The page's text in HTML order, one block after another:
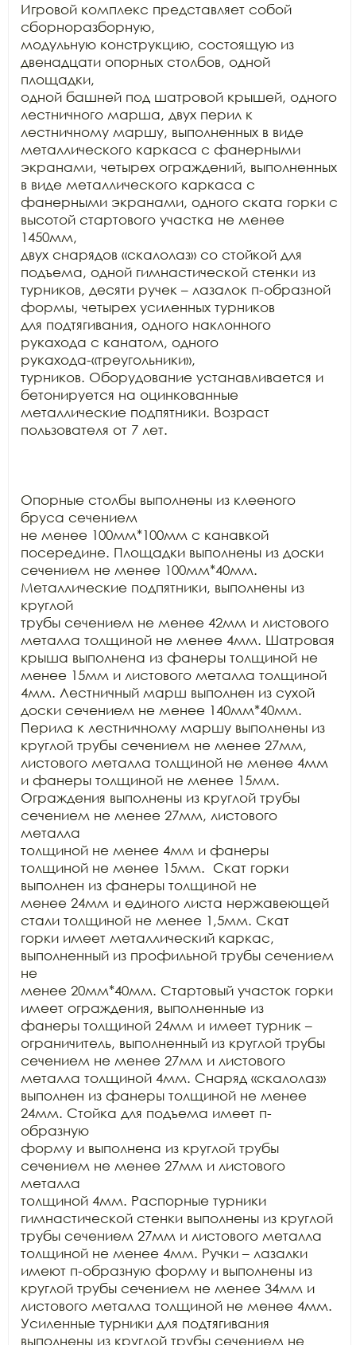
Игровой комплекс представляет собой
сборноразборную,
модульную конструкцию, состоящую из
двенадцати опорных столбов, одной
площадки,
одной башней под шатровой крышей, одного
лестничного марша, двух перил к
лестничному маршу, выполненных в виде
металлического каркаса с фанерными
экранами, четырех ограждений, выполненных
в виде металлического каркаса с
фанерными экранами, одного ската горки с
высотой стартового участка не менее
1450мм,
двух снарядов «скалолаз» со стойкой для
подъема, одной гимнастической стенки из
турников, десяти ручек – лазалок п-образной
формы, четырех усиленных турников
для подтягивания, одного наклонного
рукахода с канатом, одного
рукахода-«треугольники»,
турников. Оборудование устанавливается и
бетонируется на оцинкованные
металлические подпятники. Возраст
пользователя от 7 лет.
Опорные столбы выполнены из клееного
бруса сечением
не менее 100мм*100мм с канавкой
посередине. Площадки выполнены из доски
сечением не менее 100мм*40мм.
Металлические подпятники, выполнены из
круглой
трубы сечением не менее 42мм и листового
металла толщиной не менее 4мм. Шатровая
крыша выполнена из фанеры толщиной не
менее 15мм и листового металла толщиной
4мм. Лестничный марш выполнен из сухой
доски сечением не менее 140мм*40мм.
Перила к лестничному маршу выполнены из
круглой трубы сечением не менее 27мм,
листового металла толщиной не менее 4мм
и фанеры толщиной не менее 15мм.
Ограждения выполнены из круглой трубы
сечением не менее 27мм, листового
металла
толщиной не менее 4мм и фанеры
толщиной не менее 15мм.  Скат горки
выполнен из фанеры толщиной не
менее 24мм и единого листа нержавеющей
стали толщиной не менее 1,5мм. Скат
горки имеет металлический каркас,
выполненный из профильной трубы сечением
не
менее 20мм*40мм. Стартовый участок горки
имеет ограждения, выполненные из
фанеры толщиной 24мм и имеет турник –
ограничитель, выполненный из круглой трубы
сечением не менее 27мм и листового
металла толщиной 4мм. Снаряд «скалолаз»
выполнен из фанеры толщиной не менее
24мм. Стойка для подъема имеет п-
образную
форму и выполнена из круглой трубы
сечением не менее 27мм и листового
металла
толщиной 4мм. Распорные турники
гимнастической стенки выполнены из круглой
трубы сечением 27мм и листового металла
толщиной не менее 4мм. Ручки – лазалки
имеют п-образную форму и выполнены из
круглой трубы сечением не менее 34мм и
листового металла толщиной не менее 4мм.
Усиленные турники для подтягивания
выполнены из круглой трубы сечением не